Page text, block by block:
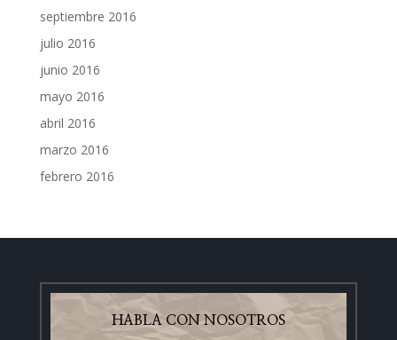
septiembre 2016
julio 2016
junio 2016
mayo 2016
abril 2016
marzo 2016
febrero 2016
HABLA CON NOSOTROS